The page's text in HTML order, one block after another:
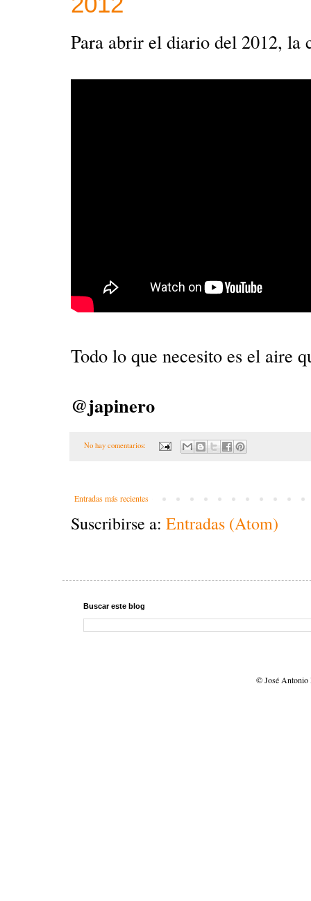
Para abrir el diario del 2012, la
Todo lo que necesito es el aire
@japinero
No hay comentarios:
Entradas más recientes
Suscribirse a: Entradas (Atom)
Buscar este blog
© José Antonio